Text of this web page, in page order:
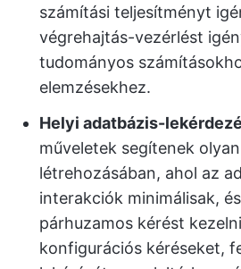
számítási teljesítményt
végrehajtás-vezérlést
tudományos
elemzésekhez.
Helyi adatbázis-
műveletek segítenek
létrehozásában, ahol az
interakciók minimálisak,
párhuzamos kérést
konfigurációs kéréseket,